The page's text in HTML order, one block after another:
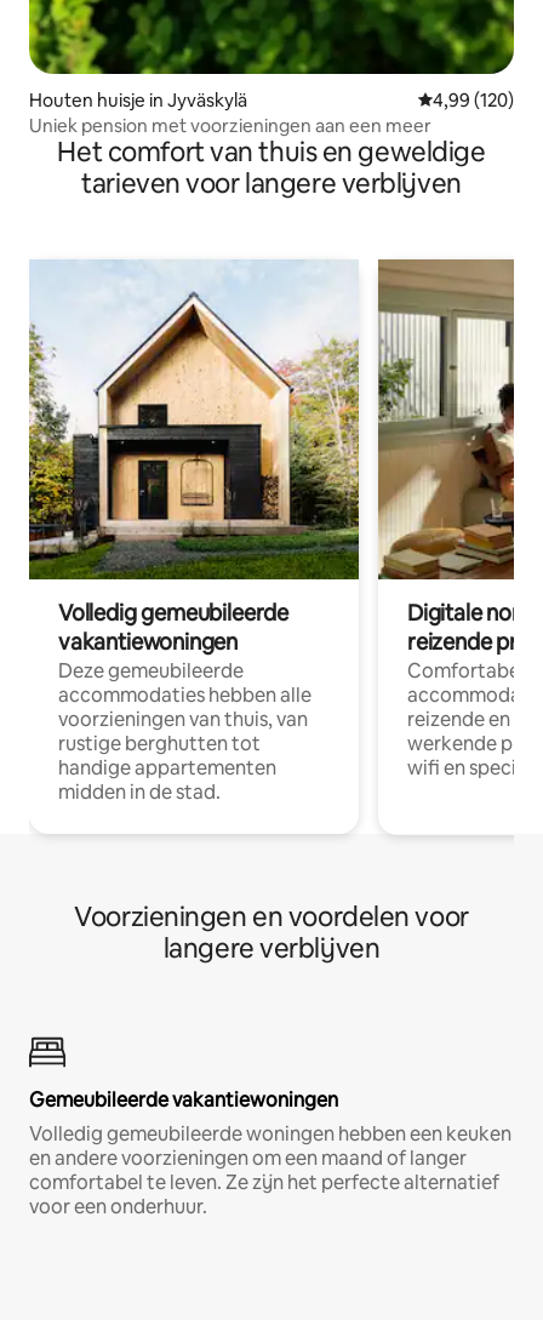
Houten huisje in Jyväskylä Gemiddelde
4,99 (120)
Uniek pension met voorzieningen aan een meer
Het comfort van thuis en geweldige
tarieven voor langere verblijven
Volledig gemeubileerde
vakantiewoningen
Deze gemeubileerde
accommodaties hebben alle
voorzieningen van thuis, van
rustige berghutten tot
handige appartementen
midden in de stad.
Digitale
reizende
Comfortabele
reizende en
werkende
wifi en
Voorzieningen en voordelen voor
langere verblijven
Gemeubileerde vakantiewoningen
Volledig gemeubileerde woningen hebben een keuken
en andere voorzieningen om een maand of langer
comfortabel te leven. Ze zijn het perfecte alternatief
voor een onderhuur.